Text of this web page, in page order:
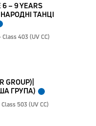
6 – 9 YEARS
НАРОДНІ ТАНЦІ
403 (UV CC)
GROUP)|
ГРУПА)
503 (UV CC)